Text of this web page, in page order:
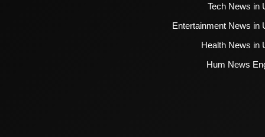
Tech News in
Entertainment News in
Health News in
Hum News